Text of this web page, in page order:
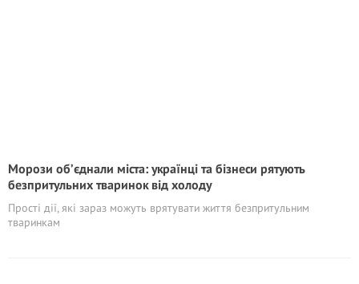
Морози об’єднали міста: українці та бізнеси рятують
безпритульних тваринок від холоду
Прості дії, які зараз можуть врятувати життя безпритульним
тваринкам